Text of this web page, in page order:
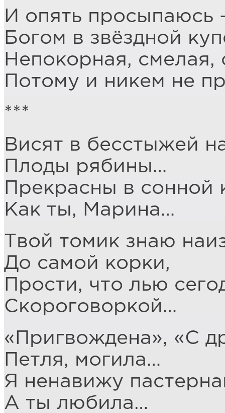
И опять просыпаюсь
Богом в звёздной
Непокорная, смелая,
Потому и никем не
***
Висят в бесстыжей
Плоды рябины…
Прекрасны в сонной
Как ты, Марина…
Твой томик знаю
До самой корки,
Прости, что лью
Скороговоркой…
«Пригвождена», «С
Петля, могила…
Я ненавижу
А ты любила…